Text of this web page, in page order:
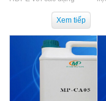
dung tích khác nhau
như hủ nhựa 250gram,
hủ nhựa 500gram, hủ...